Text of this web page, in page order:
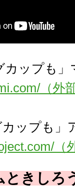
ップも」
（外
ップも」
きしろ